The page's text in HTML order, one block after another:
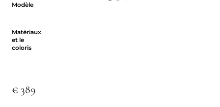
Modèle
Matériaux
et le
coloris
€ 389